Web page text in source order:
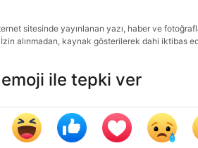
sitesinde yayınlanan yazı, haber ve
alınmadan, kaynak gösterilerek dahi iktibas
ile tepki ver